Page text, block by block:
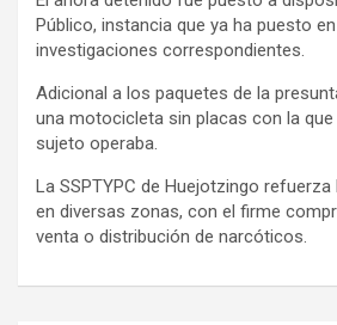
Público, instancia que ya ha puesto
investigaciones correspondientes.
Adicional a los paquetes de la
una motocicleta sin placas con la
sujeto operaba.
La SSPTYPC de Huejotzingo
en diversas zonas, con el firme
venta o distribución de narcóticos.